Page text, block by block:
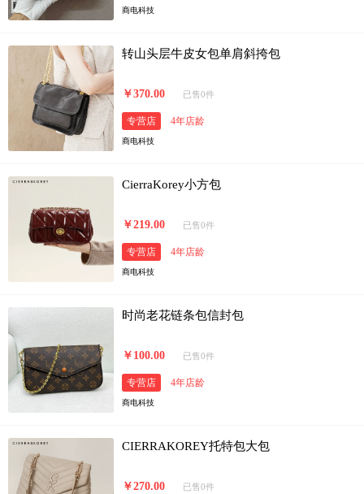
商电科技
转山头层牛皮女包单肩斜挎包
￥370.00 已售0件
专营店 4年店龄
商电科技
CierraKorey小方包
￥219.00 已售0件
专营店 4年店龄
商电科技
时尚老花链条包信封包
￥100.00 已售0件
专营店 4年店龄
商电科技
CIERRAKOREY托特包大包
￥270.00 已售0件